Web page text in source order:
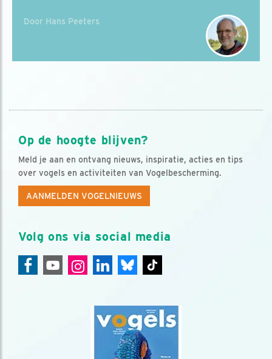
Door Hans Peeters
Op de hoogte blijven?
Meld je aan en ontvang nieuws, inspiratie, acties en tips
over vogels en activiteiten van Vogelbescherming.
AANMELDEN VOGELNIEUWS
Volg ons via social media